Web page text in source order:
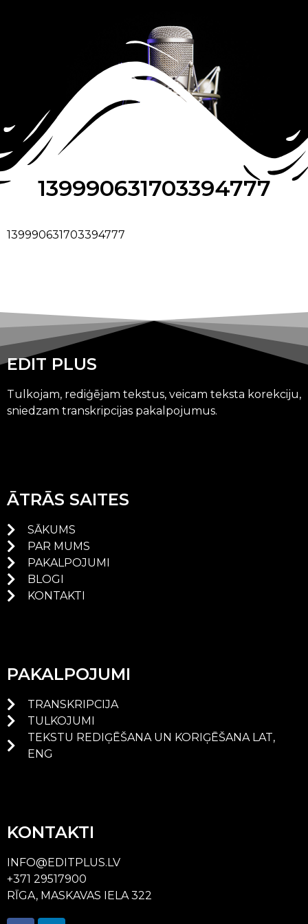
139990631703394777
139990631703394777
EDIT PLUS
Tulkojam, rediģējam tekstus, veicam teksta korekciju,
sniedzam transkripcijas pakalpojumus.
ĀTRĀS SAITES
SĀKUMS
PAR MUMS
PAKALPOJUMI
BLOGI
KONTAKTI
PAKALPOJUMI
TRANSKRIPCIJA
TULKOJUMI
TEKSTU REDIĢĒŠANA UN KORIĢĒŠANA LAT,
ENG
KONTAKTI
INFO@EDITPLUS.LV
+371 29517900
RĪGA, MASKAVAS IELA 322